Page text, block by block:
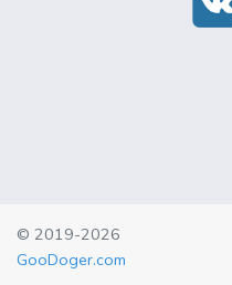
© 2019-2026
GooDoger.com